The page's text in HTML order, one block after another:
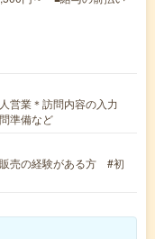
営業＊訪問内容の入力
準備など
売の経験がある方 #初